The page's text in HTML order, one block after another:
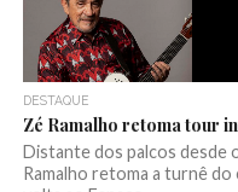
DESTAQUE
Zé Ramalho retoma tour
Distante dos palcos desde
Ramalho retoma a turnê do